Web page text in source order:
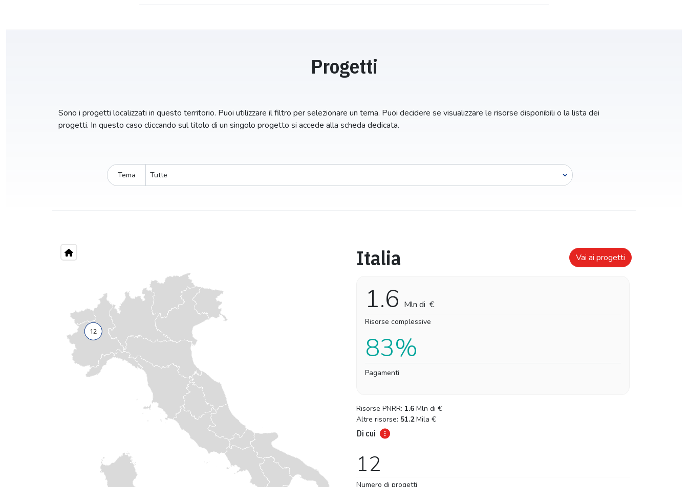
Progetti
Sono i progetti localizzati in questo territorio. Puoi utilizzare il filtro per selezionare un tema. Puoi decidere se visualizzare le risorse disponibili o la lista dei
progetti. In questo caso cliccando sul titolo di un singolo progetto si accede alla scheda dedicata.
Tema
Complessivo
Italia Vai ai progetti
1.6 Mln di €
Risorse complessive
83%
Pagamenti
Risorse PNRR: 1.6 Mln di €
Altre risorse: 51.2 Mila €
Di cui
12
Numero di progetti